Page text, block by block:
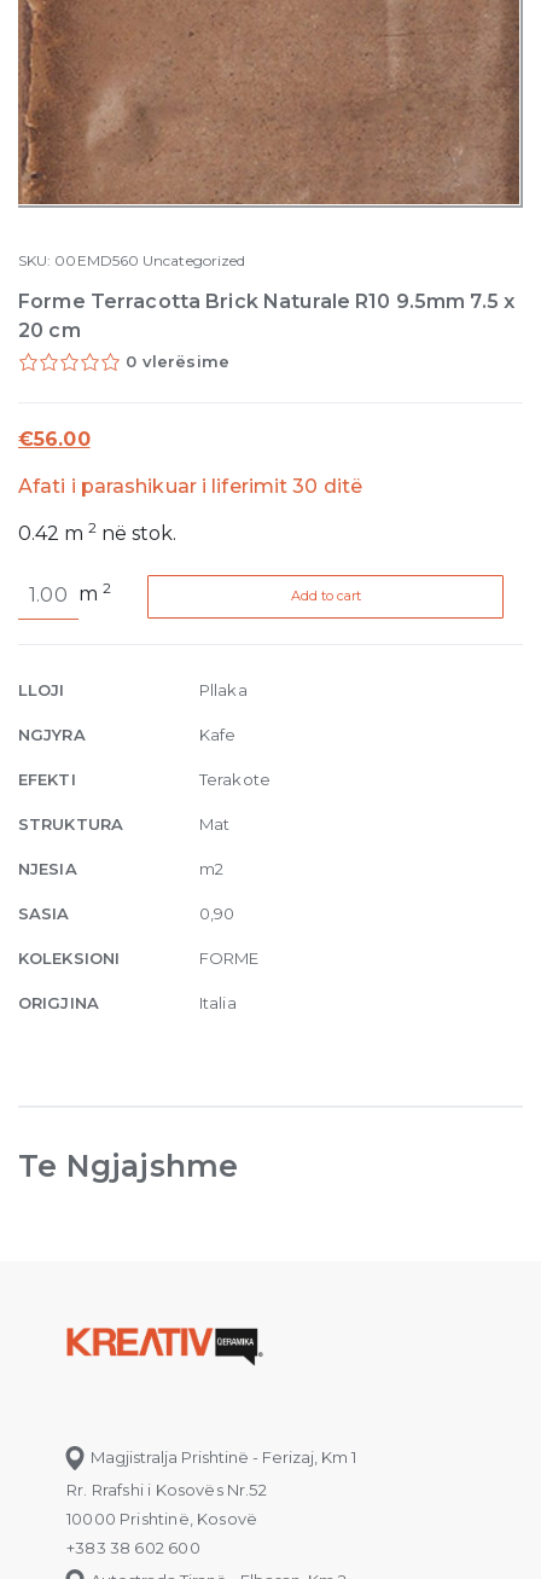
SKU: 00EMD560 Uncategorized
Forme Terracotta Brick Naturale R10 9.5mm 7.5 x
20 cm
0 vlerësime
€56.00
Afati i parashikuar i liferimit 30 ditë
0.42 m2 në stok.
Terracotta
R10
7.5
x
cm
quantity
m2 Add to cart
LLOJI Pllaka
NGJYRA Kafe
EFEKTI Terakote
STRUKTURA Mat
NJESIA m2
SASIA 0,90
KOLEKSIONI FORME
ORIGJINA Italia
Te Ngjajshme
Magjistralja Prishtinë - Ferizaj, Km 1
Rr. Rrafshi i Kosovës Nr.52
10000 Prishtinë, Kosovë
+383 38 602 600